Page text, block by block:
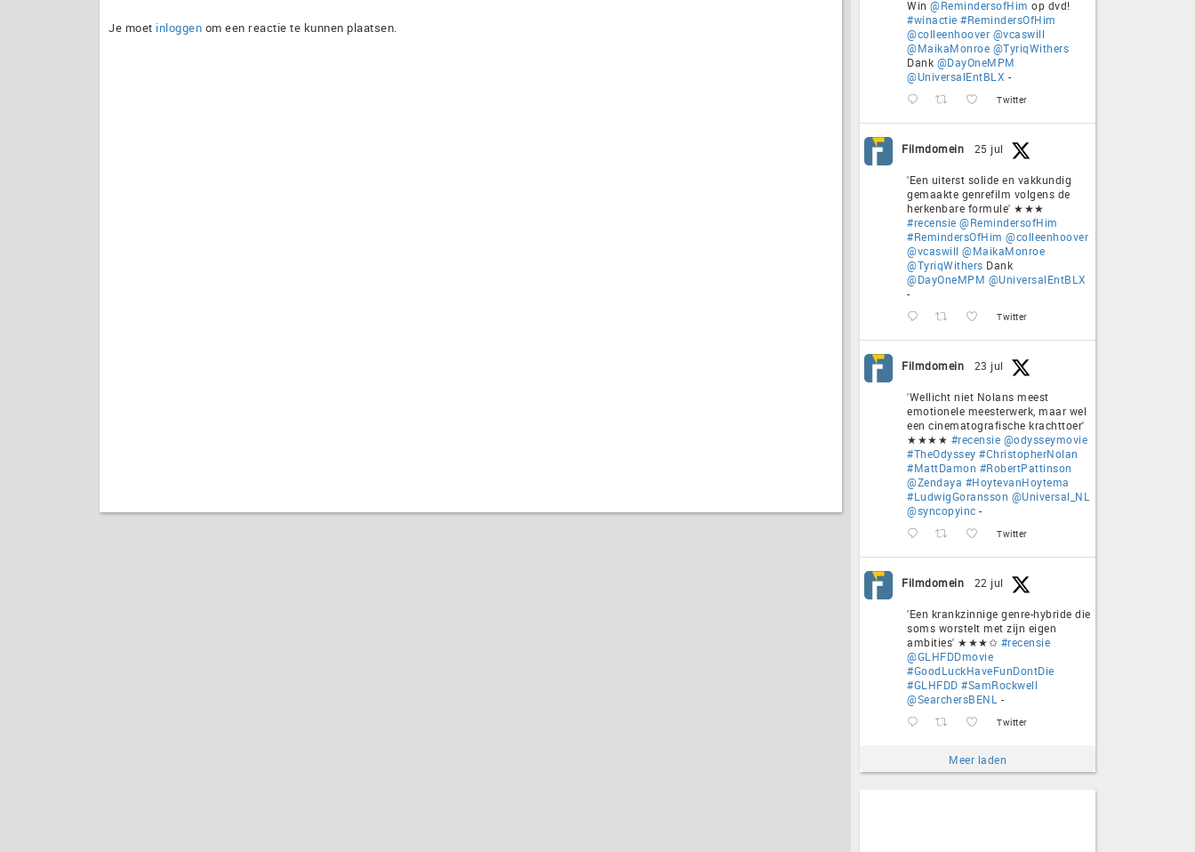
Je moet inloggen om een reactie te kunnen plaatsen.
Win @RemindersofHim op dvd!
#winactie #RemindersOfHim
@colleenhoover @vcaswill
@MaikaMonroe @TyriqWithers
Dank @DayOneMPM
@UniversalEntBLX -
Twitter
Filmdomein 25 jul
'Een uiterst solide en vakkundig
gemaakte genrefilm volgens de
herkenbare formule' ★★★
#recensie @RemindersofHim
#RemindersOfHim @colleenhoover
@vcaswill @MaikaMonroe
@TyriqWithers Dank
@DayOneMPM @UniversalEntBLX
-
Twitter
Filmdomein 23 jul
'Wellicht niet Nolans meest
emotionele meesterwerk, maar wel
een cinematografische krachttoer'
★★★★ #recensie @odysseymovie
#TheOdyssey #ChristopherNolan
#MattDamon #RobertPattinson
@Zendaya #HoytevanHoytema
#LudwigGoransson @Universal_NL
@syncopyinc -
Twitter
Filmdomein 22 jul
'Een krankzinnige genre-hybride die
soms worstelt met zijn eigen
ambities' ★★★✩ #recensie
@GLHFDDmovie
#GoodLuckHaveFunDontDie
#GLHFDD #SamRockwell
@SearchersBENL -
Twitter
Meer laden